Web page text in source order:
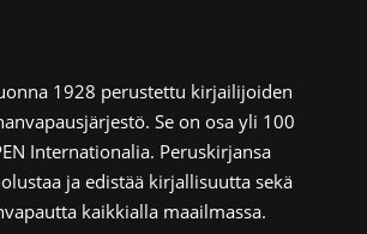
1928 perustettu kirjailijoiden
Se on osa yli 100
Internationalia. Peruskirjansa
ja edistää kirjallisuutta sekä
kaikkialla maailmassa.